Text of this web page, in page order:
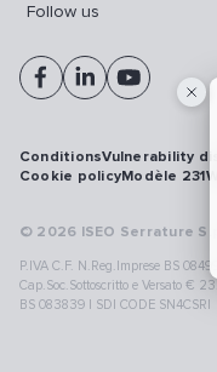
Follow us
© 2026 ISEO Serrature
P.IVA C.F. N.Reg.Imprese BS
Cap.Soc.Sottoscritto e Versato €
BS 083839 | SDI CODE SN4CSRI
ConditionsVulnerability
Cookie policyModèle 231